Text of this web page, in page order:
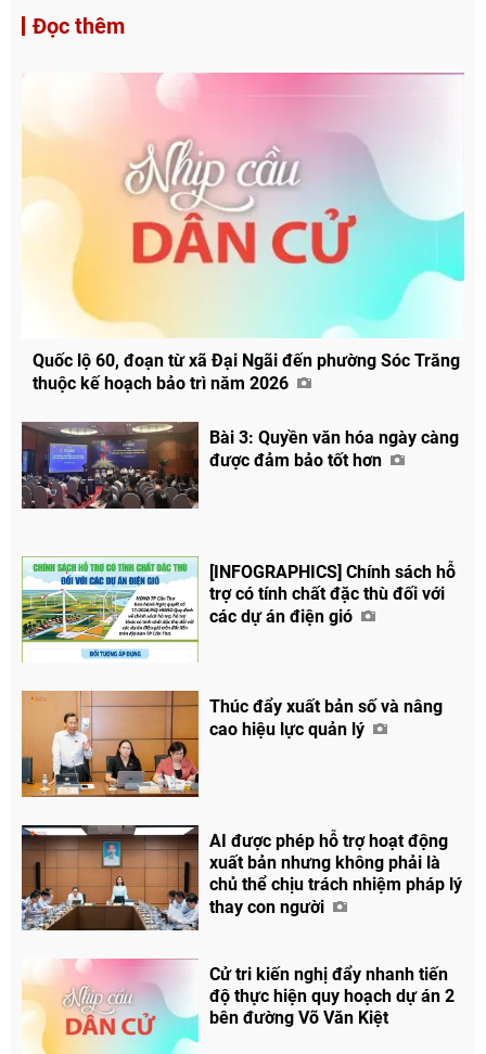
Đọc thêm
Quốc lộ 60, đoạn từ xã Đại Ngãi đến phường Sóc Trăng
thuộc kế hoạch bảo trì năm 2026
Bài 3: Quyền văn hóa ngày càng
được đảm bảo tốt hơn
[INFOGRAPHICS] Chính sách hỗ
trợ có tính chất đặc thù đối với
các dự án điện gió
Thúc đẩy xuất bản số và nâng
cao hiệu lực quản lý
AI được phép hỗ trợ hoạt động
xuất bản nhưng không phải là
chủ thể chịu trách nhiệm pháp lý
thay con người
Cử tri kiến nghị đẩy nhanh tiến
độ thực hiện quy hoạch dự án 2
bên đường Võ Văn Kiệt